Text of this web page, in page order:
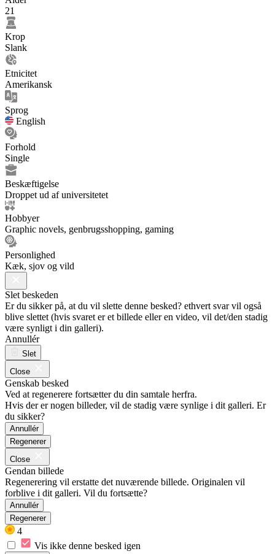
21
Krop
Slank
Etnicitet
Amerikansk
Sprog
English
Forhold
Single
Beskæftigelse
Droppet ud af universitetet
Hobbyer
Graphic novels, genbrugsshopping, gaming
Personlighed
Kæk, sjov og vild
Slet beskeden
Er du sikker på, at du vil slette denne besked? ethvert svar vil også
blive slettet (hvis svaret er et billede eller en video, vil det/den stadig
være synligt i din galleri).
Annullér
Slet
Close
Genskab besked
Ved at regenerere fortsætter du din samtale herfra.
Hvis der er nogen billeder, vil de stadig være synlige i dit galleri. Er
du sikker?
Annullér
Regenerer
Close
Gendan billede
Regenerering vil erstatte det nuværende billede. Originalen vil
forblive i dit galleri. Vil du fortsætte?
Annullér
Regenerer
4
Vis ikke denne besked igen